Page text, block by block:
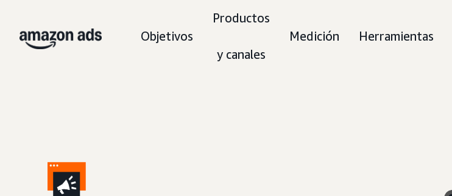
Objetivos
Productos
y canales
Medición Herramientas